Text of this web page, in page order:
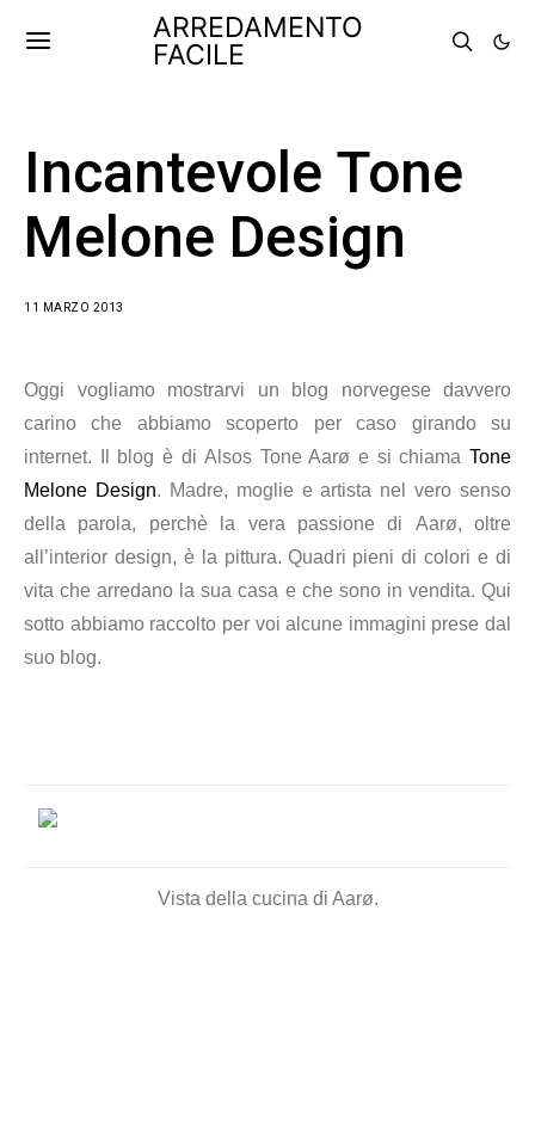
ARREDAMENTO
FACILE
Incantevole Tone
Melone Design
11 MARZO 2013
Oggi vogliamo mostrarvi un blog norvegese davvero
carino che abbiamo scoperto per caso girando su
internet. Il blog è di Alsos Tone Aarø e si chiama Tone
Melone Design. Madre, moglie e artista nel vero senso
della parola, perchè la vera passione di Aarø, oltre
all’interior design, è la pittura. Quadri pieni di colori e di
vita che arredano la sua casa e che sono in vendita. Qui
sotto abbiamo raccolto per voi alcune immagini prese dal
suo blog.
Vista della cucina di Aarø.